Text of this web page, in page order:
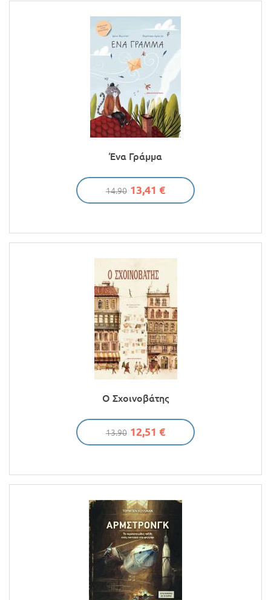
Ένα Γράμμα
14.90 13,41 €
Ο Σχοινοβάτης
13.90 12,51 €